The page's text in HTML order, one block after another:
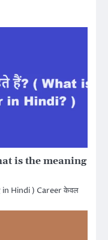
is the meaning
in Hindi ) Career केवल